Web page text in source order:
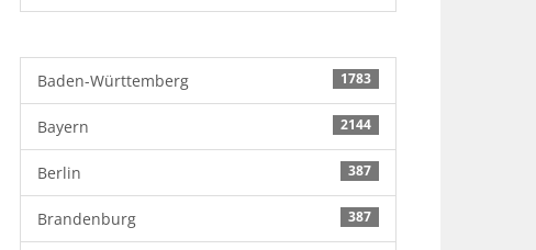
1783
Baden-Württemberg
2144
Bayern
387
Berlin
387
Brandenburg